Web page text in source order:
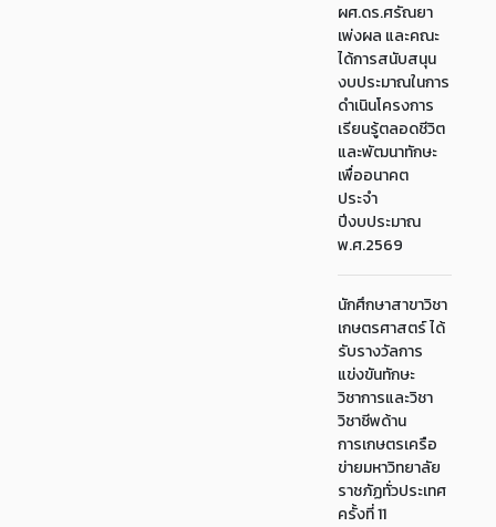
ผศ.ดร.ศรัณยา
เพ่งผล และคณะ
ได้การสนับสนุน
งบประมาณในการ
ดำเนินโครงการ
เรียนรู้ตลอดชีวิต
และพัฒนาทักษะ
เพื่ออนาคต
ประจำ
ปีงบประมาณ
พ.ศ.2569
นักศึกษาสาขาวิชา
เกษตรศาสตร์ ได้
รับรางวัลการ
แข่งขันทักษะ
วิชาการและวิชา
วิชาชีพด้าน
การเกษตรเครือ
ข่ายมหาวิทยาลัย
ราชภัฏทั่วประเทศ
ครั้งที่ 11